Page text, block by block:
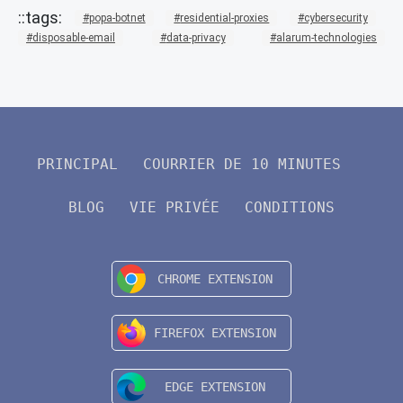
popa-botnet residential-proxies
cybersecurity
disposable-email
data-privacy alarum-technologies
PRINCIPAL COURRIER DE 10 MINUTES
BLOG VIE PRIVÉE CONDITIONS